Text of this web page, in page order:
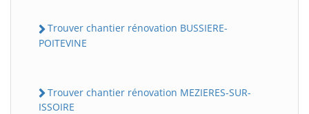
Trouver chantier rénovation BUSSIERE-
POITEVINE
Trouver chantier rénovation MEZIERES-SUR-
ISSOIRE